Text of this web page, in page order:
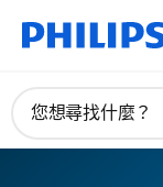
您想尋找什麼？